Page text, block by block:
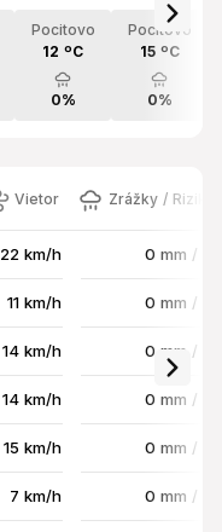
Pocitovo
12 ºC
0%
Pocitovo
15 ºC
0%
Vietor Zrážky / Riziko
22 km/h 0 mm /
11 km/h 0 mm /
14 km/h 0 mm /
14 km/h 0 mm /
15 km/h 0 mm /
7 km/h 0 mm /